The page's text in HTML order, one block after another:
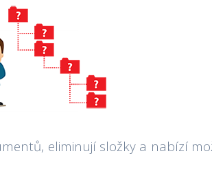
eliminují složky a nabízí